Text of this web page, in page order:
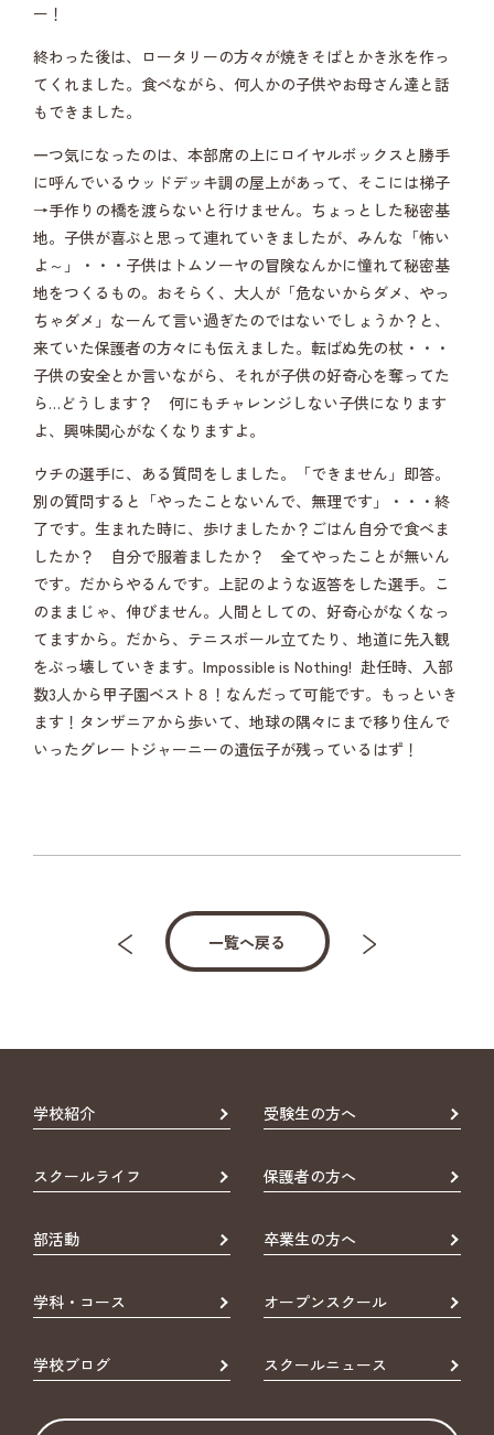
ー！
終わった後は、ロータリーの方々が焼きそばとかき氷を作っ
てくれました。食べながら、何人かの子供やお母さん達と話
もできました。
一つ気になったのは、本部席の上にロイヤルボックスと勝手
に呼んでいるウッドデッキ調の屋上があって、そこには梯子
→手作りの橋を渡らないと行けません。ちょっとした秘密基
地。子供が喜ぶと思って連れていきましたが、みんな「怖い
よ～」・・・子供はトムソーヤの冒険なんかに憧れて秘密基
地をつくるもの。おそらく、大人が「危ないからダメ、やっ
ちゃダメ」なーんて言い過ぎたのではないでしょうか？と、
来ていた保護者の方々にも伝えました。転ばぬ先の杖・・・
子供の安全とか言いながら、それが子供の好奇心を奪ってた
ら…どうします？ 何にもチャレンジしない子供になります
よ、興味関心がなくなりますよ。
ウチの選手に、ある質問をしました。「できません」即答。
別の質問すると「やったことないんで、無理です」・・・終
了です。生まれた時に、歩けましたか？ごはん自分で食べま
したか？ 自分で服着ましたか？ 全てやったことが無いん
です。だからやるんです。上記のような返答をした選手。こ
のままじゃ、伸びません。人間としての、好奇心がなくなっ
てますから。だから、テニスボール立てたり、地道に先入観
をぶっ壊していきます。Impossible is Nothing! 赴任時、入部
数3人から甲子園ベスト８！なんだって可能です。もっといき
ます！タンザニアから歩いて、地球の隅々にまで移り住んで
いったグレートジャーニーの遺伝子が残っているはず！
一覧へ戻る
学校紹介 受験生の方へ
スクールライフ 保護者の方へ
部活動 卒業生の方へ
学科・コース オープンスクール
学校ブログ スクールニュース